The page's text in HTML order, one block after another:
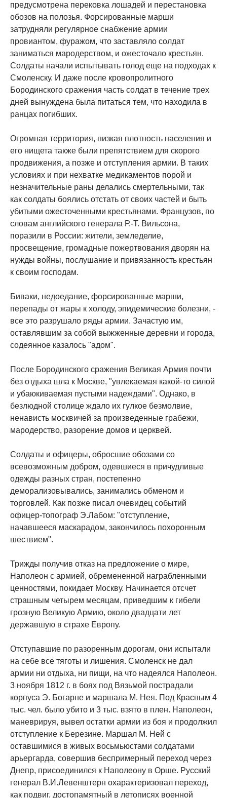
предусмотрена перековка лошадей и перестановка
обозов на полозья. Форсированные марши
затрудняли регулярное снабжение армии
провиантом, фуражом, что заставляло солдат
заниматься мародерством, и ожесточало крестьян.
Солдаты начали испытывать голод еще на подходах к
Смоленску. И даже после кровопролитного
Бородинского сражения часть солдат в течение трех
дней вынуждена была питаться тем, что находила в
ранцах погибших.
Огромная территория, низкая плотность населения и
его нищета также были препятствием для скорого
продвижения, а позже и отступления армии. В таких
условиях и при нехватке медикаментов порой и
незначительные раны делались смертельными, так
как солдаты боялись отстать от своих частей и быть
убитыми ожесточенными крестьянами. Французов, по
словам английского генерала Р.-Т. Вильсона,
поразили в России: жители, земледелие,
просвещение, громадные пожертвования дворян на
нужды войны, послушание и привязанность крестьян
к своим господам.
Биваки, недоедание, форсированные марши,
перепады от жары к холоду, эпидемические болезни, -
все это разрушало ряды армии. Зачастую им,
оставлявшим за собой выжженные деревни и города,
содеянное казалось "адом".
После Бородинского сражения Великая Армия почти
без отдыха шла к Москве, "увлекаемая какой-то силой
и убаюкиваемая пустыми надеждами". Однако, в
безлюдной столице ждало их гулкое безмолвие,
ненависть москвичей за произведенные грабежи,
мародерство, разорение домов и церквей.
Солдаты и офицеры, обросшие обозами со
всевозможным добром, одевшиеся в причудливые
одежды разных стран, постепенно
деморализовывались, занимались обменом и
торговлей. Как позже писал очевидец событий
офицер-топограф Э.Лабом: "отступление,
начавшееся маскарадом, закончилось похоронным
шествием".
Трижды получив отказ на предложение о мире,
Наполеон с армией, обремененной награбленными
ценностями, покидает Москву. Начинается отсчет
страшным четырем месяцам, приведшим к гибели
грозную Великую Армию, около двадцати лет
державшую в страхе Европу.
Отступавшие по разоренным дорогам, они испытали
на себе все тяготы и лишения. Смоленск не дал
армии ни отдыха, ни пищи, на что надеялся Наполеон.
3 ноября 1812 г. в боях под Вязьмой пострадали
корпуса Э. Богарне и маршала М. Нея. Под Красным 4
тыс. чел. было убито и 3 тыс. взято в плен. Наполеон,
маневрируя, вывел остатки армии из боя и продолжил
отступление к Березине. Маршал М. Ней с
оставшимися в живых восьмьюстами солдатами
арьергарда, совершив беспримерный переход через
Днепр, присоединился к Наполеону в Орше. Русский
генерал В.И.Левенштерн охарактеризовал переход,
как подвиг, достопамятный в летописях военной